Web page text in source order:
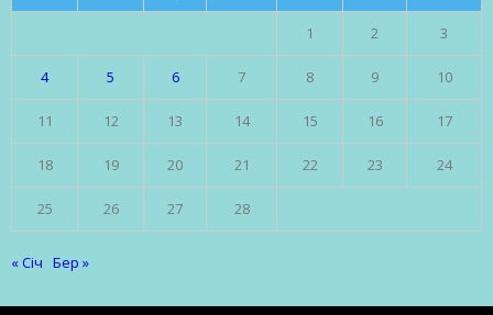
1 2 3
4 5 6 7 8 9 10
11 12 13 14 15 16 17
18 19 20 21 22 23 24
25 26 27 28
« Січ Бер »